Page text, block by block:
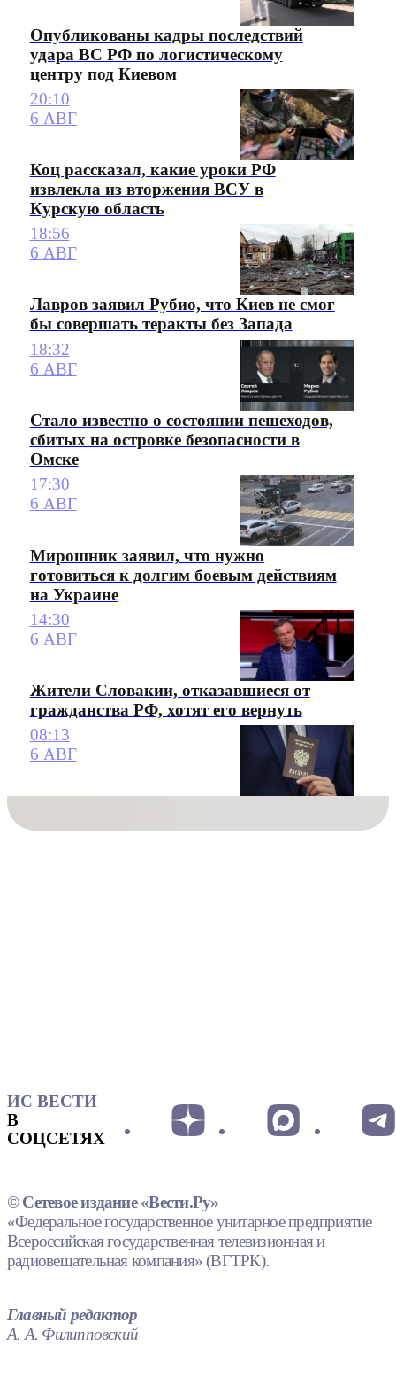
Опубликованы кадры последствий
удара ВС РФ по логистическому
центру под Киевом
20:10
6 АВГ
Коц рассказал, какие уроки РФ
извлекла из вторжения ВСУ в
Курскую область
18:56
6 АВГ
Лавров заявил Рубио, что Киев не смог
бы совершать теракты без Запада
18:32
6 АВГ
Стало известно о состоянии пешеходов,
сбитых на островке безопасности в
Омске
17:30
6 АВГ
Мирошник заявил, что нужно
готовиться к долгим боевым действиям
на Украине
14:30
6 АВГ
Жители Словакии, отказавшиеся от
гражданства РФ, хотят его вернуть
08:13
6 АВГ
ИС ВЕСТИ
В
СОЦСЕТЯХ
© Сетевое издание «Вести.Ру»
«Федеральное государственное унитарное предприятие
Всероссийская государственная телевизионная и
радиовещательная компания» (ВГТРК).
Главный редактор
А. А. Филипповский